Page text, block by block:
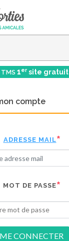
1er site gratuit
compte
ADRESSE MAIL
MOT DE PASSE
ME CONNECTER